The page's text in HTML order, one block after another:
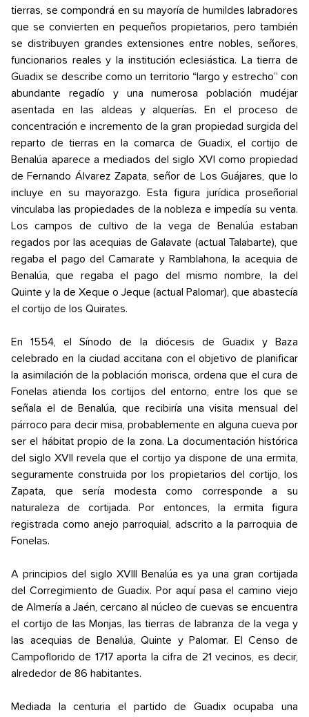
tierras, se compondrá en su mayoría de humildes labradores
que se convierten en pequeños propietarios, pero también
se distribuyen grandes extensiones entre nobles, señores,
funcionarios reales y la institución eclesiástica. La tierra de
Guadix se describe como un territorio “largo y estrecho” con
abundante regadío y una numerosa población mudéjar
asentada en las aldeas y alquerías. En el proceso de
concentración e incremento de la gran propiedad surgida del
reparto de tierras en la comarca de Guadix, el cortijo de
Benalúa aparece a mediados del siglo XVI como propiedad
de Fernando Álvarez Zapata, señor de Los Guájares, que lo
incluye en su mayorazgo. Esta figura jurídica proseñorial
vinculaba las propiedades de la nobleza e impedía su venta.
Los campos de cultivo de la vega de Benalúa estaban
regados por las acequias de Galavate (actual Talabarte), que
regaba el pago del Camarate y Ramblahona, la acequia de
Benalúa, que regaba el pago del mismo nombre, la del
Quinte y la de Xeque o Jeque (actual Palomar), que abastecía
el cortijo de los Quirates.
En 1554, el Sínodo de la diócesis de Guadix y Baza
celebrado en la ciudad accitana con el objetivo de planificar
la asimilación de la población morisca, ordena que el cura de
Fonelas atienda los cortijos del entorno, entre los que se
señala el de Benalúa, que recibiría una visita mensual del
párroco para decir misa, probablemente en alguna cueva por
ser el hábitat propio de la zona. La documentación histórica
del siglo XVII revela que el cortijo ya dispone de una ermita,
seguramente construida por los propietarios del cortijo, los
Zapata, que sería modesta como corresponde a su
naturaleza de cortijada. Por entonces, la ermita figura
registrada como anejo parroquial, adscrito a la parroquia de
Fonelas.
A principios del siglo XVIII Benalúa es ya una gran cortijada
del Corregimiento de Guadix. Por aquí pasa el camino viejo
de Almería a Jaén, cercano al núcleo de cuevas se encuentra
el cortijo de las Monjas, las tierras de labranza de la vega y
las acequias de Benalúa, Quinte y Palomar. El Censo de
Campoflorido de 1717 aporta la cifra de 21 vecinos, es decir,
alrededor de 86 habitantes.
Mediada la centuria el partido de Guadix ocupaba una